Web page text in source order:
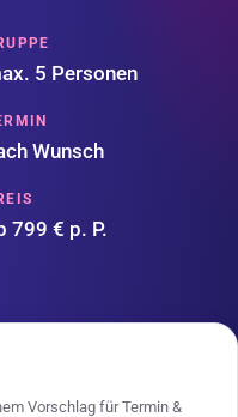
5 Personen
Wunsch
799 € p. P.
Vorschlag für Termin &